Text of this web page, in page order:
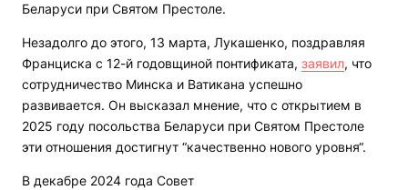
Беларуси при Святом Престоле.
Незадолго до этого, 13 марта, Лукашенко, поздравляя
Франциска с 12-й годовщиной понтификата, заявил, что
сотрудничество Минска и Ватикана успешно
развивается. Он высказал мнение, что с открытием в
2025 году посольства Беларуси при Святом Престоле
эти отношения достигнут “качественно нового уровня“.
В декабре 2024 года Совет